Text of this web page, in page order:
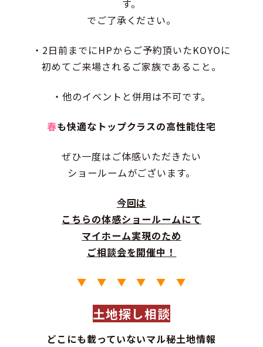
す。
でご了承ください。
・2日前までにHPからご予約頂いたKOYOに
初めてご来場されるご家族であること。
・他のイベントと併用は不可です。
春も快適なトップクラスの高性能住宅
ぜひ一度はご体感いただきたい
ショールームがございます。
今回は
こちらの体感ショールームにて
マイホーム実現のため
ご相談会を開催中！
▼ ▼ ▼ ▼ ▼ ▼
土地探し相談
どこにも載っていないマル秘土地情報